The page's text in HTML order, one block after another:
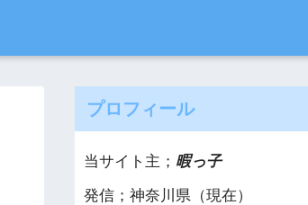
プロフィール
当サイト主； 暇っ子
発信；神奈川県（現在）